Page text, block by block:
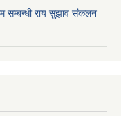
सम्बन्धी राय सुझाव संकलन